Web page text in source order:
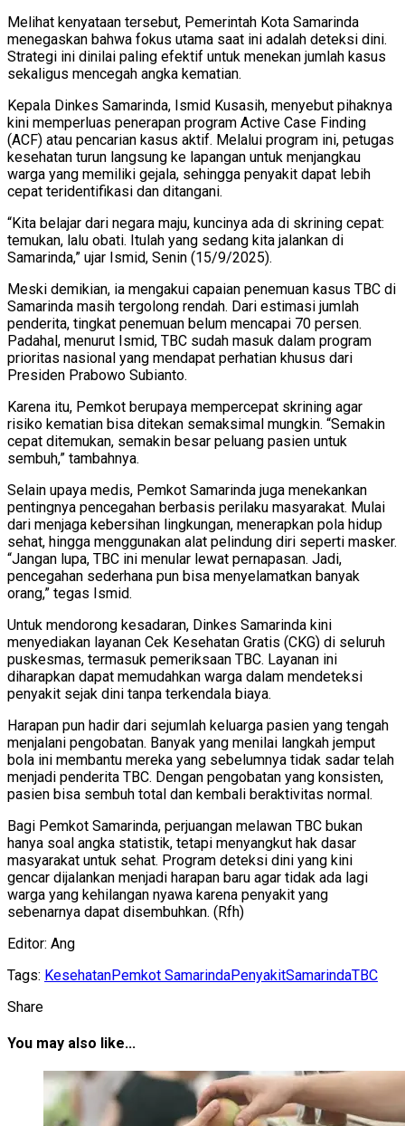
Melihat kenyataan tersebut, Pemerintah Kota Samarinda
menegaskan bahwa fokus utama saat ini adalah deteksi dini.
Strategi ini dinilai paling efektif untuk menekan jumlah kasus
sekaligus mencegah angka kematian.
Kepala Dinkes Samarinda, Ismid Kusasih, menyebut pihaknya
kini memperluas penerapan program Active Case Finding
(ACF) atau pencarian kasus aktif. Melalui program ini, petugas
kesehatan turun langsung ke lapangan untuk menjangkau
warga yang memiliki gejala, sehingga penyakit dapat lebih
cepat teridentifikasi dan ditangani.
“Kita belajar dari negara maju, kuncinya ada di skrining cepat:
temukan, lalu obati. Itulah yang sedang kita jalankan di
Samarinda,” ujar Ismid, Senin (15/9/2025).
Meski demikian, ia mengakui capaian penemuan kasus TBC di
Samarinda masih tergolong rendah. Dari estimasi jumlah
penderita, tingkat penemuan belum mencapai 70 persen.
Padahal, menurut Ismid, TBC sudah masuk dalam program
prioritas nasional yang mendapat perhatian khusus dari
Presiden Prabowo Subianto.
Karena itu, Pemkot berupaya mempercepat skrining agar
risiko kematian bisa ditekan semaksimal mungkin. “Semakin
cepat ditemukan, semakin besar peluang pasien untuk
sembuh,” tambahnya.
Selain upaya medis, Pemkot Samarinda juga menekankan
pentingnya pencegahan berbasis perilaku masyarakat. Mulai
dari menjaga kebersihan lingkungan, menerapkan pola hidup
sehat, hingga menggunakan alat pelindung diri seperti masker.
“Jangan lupa, TBC ini menular lewat pernapasan. Jadi,
pencegahan sederhana pun bisa menyelamatkan banyak
orang,” tegas Ismid.
Untuk mendorong kesadaran, Dinkes Samarinda kini
menyediakan layanan Cek Kesehatan Gratis (CKG) di seluruh
puskesmas, termasuk pemeriksaan TBC. Layanan ini
diharapkan dapat memudahkan warga dalam mendeteksi
penyakit sejak dini tanpa terkendala biaya.
Harapan pun hadir dari sejumlah keluarga pasien yang tengah
menjalani pengobatan. Banyak yang menilai langkah jemput
bola ini membantu mereka yang sebelumnya tidak sadar telah
menjadi penderita TBC. Dengan pengobatan yang konsisten,
pasien bisa sembuh total dan kembali beraktivitas normal.
Bagi Pemkot Samarinda, perjuangan melawan TBC bukan
hanya soal angka statistik, tetapi menyangkut hak dasar
masyarakat untuk sehat. Program deteksi dini yang kini
gencar dijalankan menjadi harapan baru agar tidak ada lagi
warga yang kehilangan nyawa karena penyakit yang
sebenarnya dapat disembuhkan. (Rfh)
Editor: Ang
Tags: KesehatanPemkot SamarindaPenyakitSamarindaTBC
Share
You may also like...